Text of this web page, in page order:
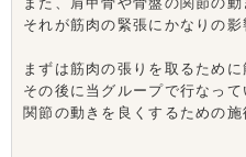
それが筋肉の緊張にかなりの影
まずは筋肉の張りを取るため
その後に当グループで行なっ
関節の動きを良くするための施